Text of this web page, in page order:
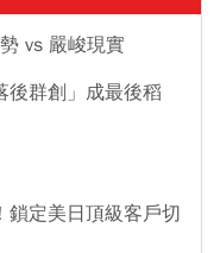
vs 嚴峻現實
後群創」成最後稻
鎖定美日頂級客戶切